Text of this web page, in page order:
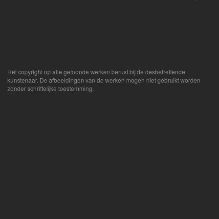
Het copyright op alle getoonde werken berust bij de desbetreffende
kunstenaar. De afbeeldingen van de werken mogen niet gebruikt worden
zonder schriftelijke toestemming.